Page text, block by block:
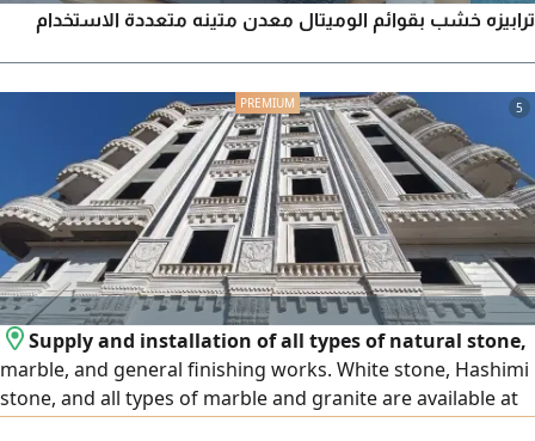
ترابيزه خشب بقوائم الوميتال معدن متينه متعددة الاستخدام
5
Supply and installation of all types of natural stone,
marble, and general finishing works. White stone, Hashimi
stone, and all types of marble and granite are available at